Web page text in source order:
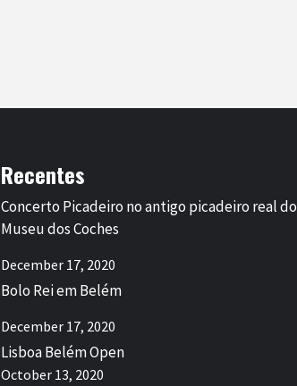
Recentes
Concerto Picadeiro no antigo picadeiro real do
Museu dos Coches
December 17, 2020
Bolo Rei em Belém
December 17, 2020
Lisboa Belém Open
October 13, 2020